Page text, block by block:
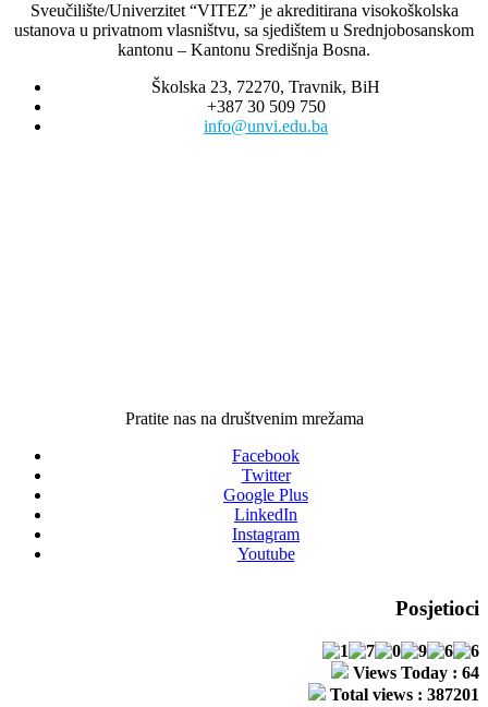
Sveučilište/Univerzitet “VITEZ” je akreditirana visokoškolska
ustanova u privatnom vlasništvu, sa sjedištem u Srednjobosanskom
kantonu – Kantonu Središnja Bosna.
Školska 23, 72270, Travnik, BiH
+387 30 509 750
info@unvi.edu.ba
Pratite nas na društvenim mrežama
Facebook
Twitter
Google Plus
LinkedIn
Instagram
Youtube
Posjetioci
Views Today : 64
Total views : 387201